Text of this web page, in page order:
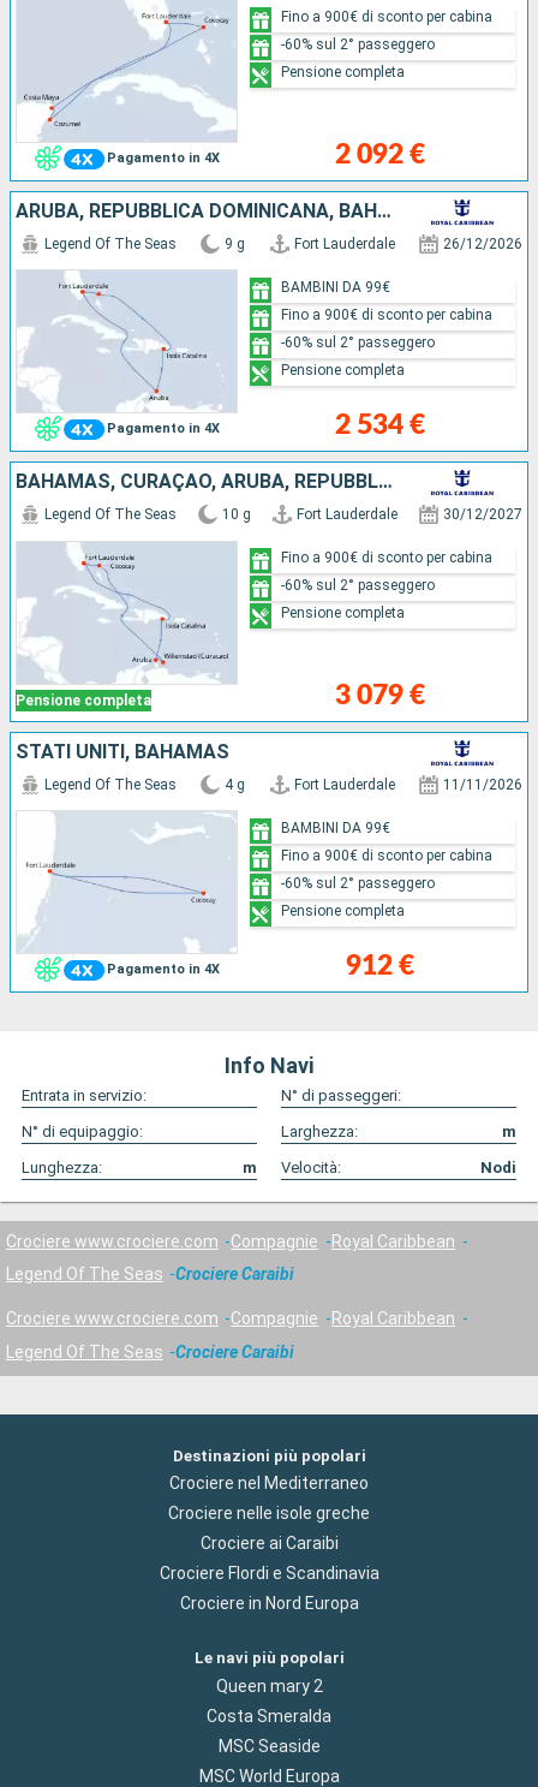
Pagamento in 4X 2 092 €
Fino a 900€ di sconto per cabina
-60% sul 2° passeggero
Pensione completa
ARUBA, REPUBBLICA DOMINICANA, BAHAMAS, STATI UNITI
Pagamento in 4X
Legend Of The Seas 9 g Fort Lauderdale 26/12/2026
2 534 €
BAMBINI DA 99€
Fino a 900€ di sconto per cabina
-60% sul 2° passeggero
Pensione completa
BAHAMAS, CURAÇAO, ARUBA, REPUBBLICA DOMINICANA, STATI UNITI
Pensione completa
Legend Of The Seas 10 g Fort Lauderdale 30/12/2027
3 079 €
Fino a 900€ di sconto per cabina
-60% sul 2° passeggero
Pensione completa
STATI UNITI, BAHAMAS
Pagamento in 4X
Legend Of The Seas 4 g Fort Lauderdale 11/11/2026
912 €
BAMBINI DA 99€
Fino a 900€ di sconto per cabina
-60% sul 2° passeggero
Pensione completa
Info Navi
Entrata in servizio:
N° di passeggeri:
N° di equipaggio:
Larghezza:
m
Lunghezza:
m Velocità: Nodi
Crociere www.crociere.com Compagnie
Royal Caribbean
Legend Of The Seas
Crociere Caraibi
Crociere www.crociere.com Compagnie
Royal Caribbean
Legend Of The Seas
Crociere Caraibi
Destinazioni più popolari
Crociere nel Mediterraneo
Crociere nelle isole greche
Crociere ai Caraibi
Crociere Flordi e Scandinavia
Crociere in Nord Europa
Le navi più popolari
Queen mary 2
Costa Smeralda
MSC Seaside
MSC World Europa